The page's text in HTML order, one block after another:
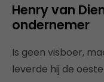
Henry van
ondernemer
Is geen visboer,
leverde hij de